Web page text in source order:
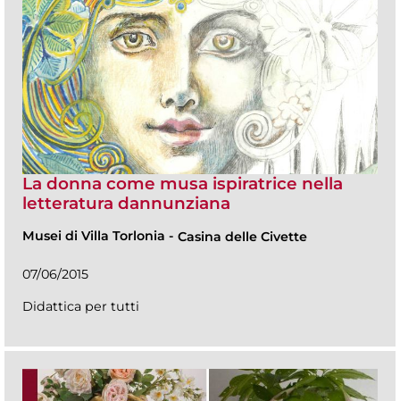
La donna come musa ispiratrice nella
letteratura dannunziana
Musei di Villa Torlonia - Casina delle Civette
07/06/2015
Didattica per tutti